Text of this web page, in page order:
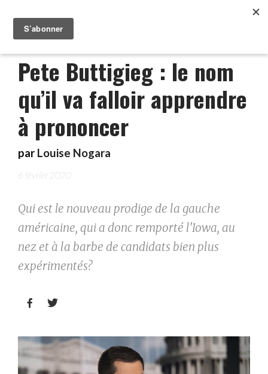
Pete Buttigieg : le nom
qu’il va falloir apprendre
à prononcer
par Louise Nogara
6 février 2020
Qui est le nouveau prodige de la gauche
américaine, qui a donc remporté l'Iowa, au
nez et à la barbe de candidats bien plus
expérimentés?
 